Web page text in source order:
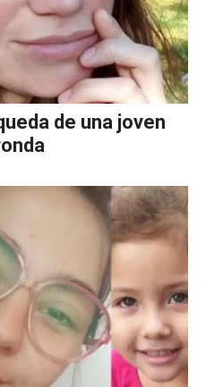
de una joven